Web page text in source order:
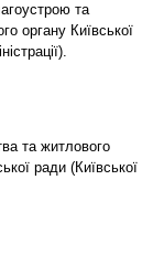
та
органу Київської
та житлового
ради (Київської